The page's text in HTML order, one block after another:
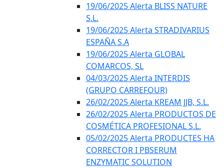
19/06/2025 Alerta BLISS NATURE
S.L.
19/06/2025 Alerta STRADIVARIUS
ESPAÑA S.A
19/06/2025 Alerta GLOBAL
COMARCOS, SL
04/03/2025 Alerta INTERDIS
(GRUPO CARREFOUR)
26/02/2025 Alerta KREAM JJB, S.L.
26/02/2025 Alerta PRODUCTOS DE
COSMÉTICA PROFESIONAL S.L.
05/02/2025 Alerta PRODUCTES HA
CORRECTOR I PBSERUM
ENZYMATIC SOLUTION